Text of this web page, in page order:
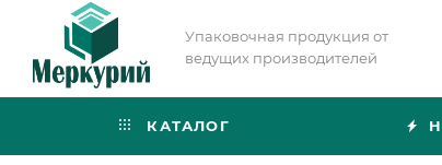
Упаковочная продукция от
ведущих производителей
КАТАЛОГ